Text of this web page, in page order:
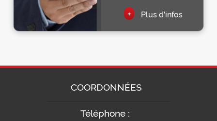
+ Plus d'infos
COORDONNÉES
Téléphone :